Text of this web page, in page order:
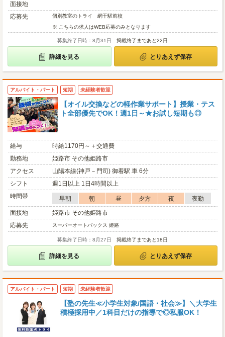
面接地
応募先
個別教室のトライ 網干駅前校
※ こちらの求人はWEB応募のみとなります
募集終了日時：8月31日 掲載終了まであと22日
詳細を見る とりあえず保存
アルバイト・パート 短期 未経験者歓迎
【オイル交換などの軽作業サポート】授業・テス
ト全部優先でOK！週1日～★お試し短期も◎
給与
時給1170円～＋交通費
勤務地
姫路市 その他姫路市
アクセス
山陽本線(神戸－門司) 御着駅 車 6分
シフト
週1日以上 1日4時間以上
時間帯
早朝 朝 昼 夕方 夜
夜勤
面接地
姫路市 その他姫路市
応募先
スーパーオートバックス 姫路
募集終了日時：8月27日 掲載終了まであと18日
詳細を見る とりあえず保存
アルバイト・パート 短期 未経験者歓迎
【塾の先生≪小学生対象/国語・社会≫】＼大学生
積極採用中／1科目だけの指導で◎私服OK！